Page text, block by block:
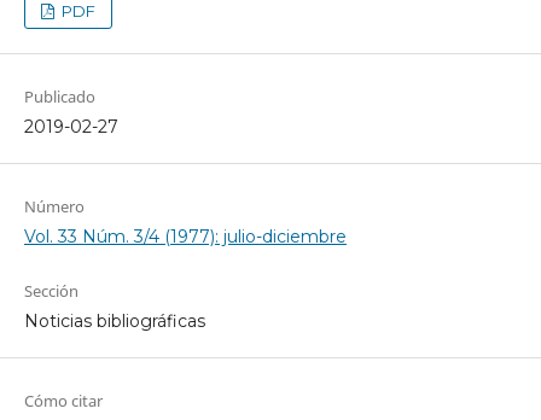
PDF
Publicado
2019-02-27
Número
Vol. 33 Núm. 3/4 (1977): julio-diciembre
Sección
Noticias bibliográficas
Cómo citar